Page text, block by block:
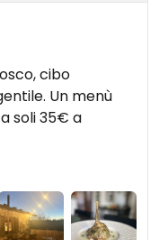
cibo
Un menù
soli 35€ a